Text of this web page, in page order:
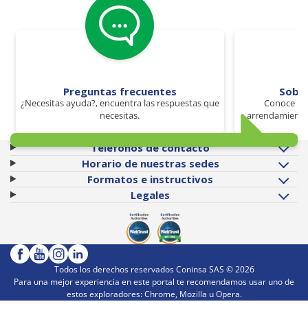
Preguntas frecuentes
¿Necesitas ayuda?, encuentra las respuestas que
necesitas.
Conoce
Teléfonos de contacto
Horario de nuestras sedes
Formatos e instructivos
Legales
Todos los derechos reservados Coninsa SAS ©2026
Para una mejor experiencia en este portal te recomendamos usar uno de
estos exploradores: Chrome, Mozilla u Opera.